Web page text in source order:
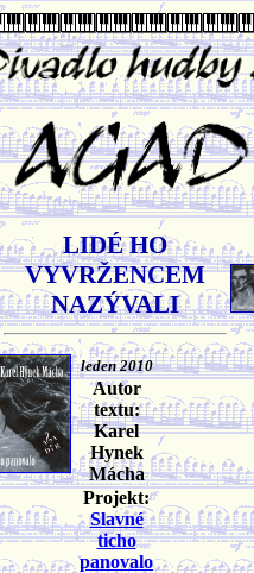
LIDÉ HO
VYVRŽENCEM
NAZÝVALI
leden 2010
Autor
textu:
Karel
Hynek
Mácha
Projekt:
Slavné
ticho
panovalo